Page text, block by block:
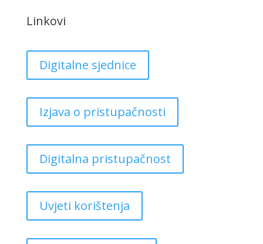
Linkovi
Digitalne sjednice
Izjava o pristupačnosti
Digitalna pristupačnost
Uvjeti korištenja